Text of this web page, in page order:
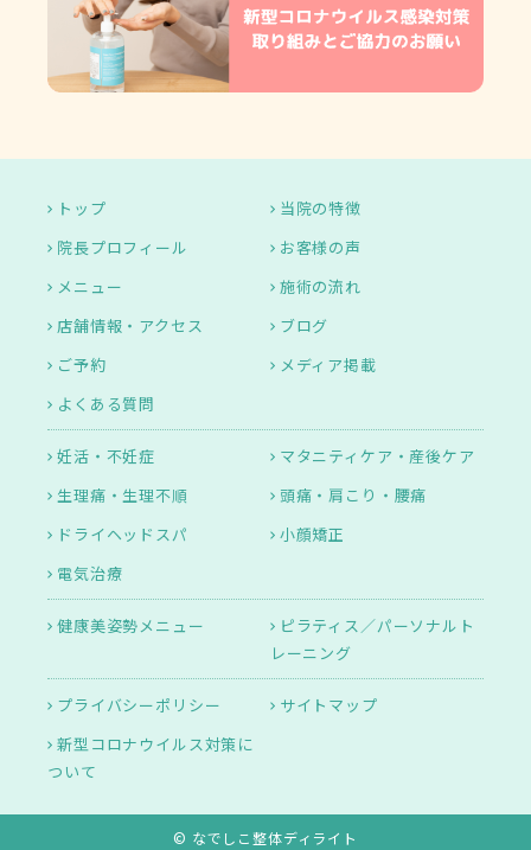
トップ
当院の特徴
院長プロフィール
お客様の声
メニュー
施術の流れ
店舗情報・アクセス
ブログ
ご予約
メディア掲載
よくある質問
妊活・不妊症
マタニティケア・産後ケア
生理痛・生理不順
頭痛・肩こり・腰痛
ドライヘッドスパ
小顔矯正
電気治療
健康美姿勢メニュー
ピラティス／パーソナルト
レーニング
プライバシーポリシー
サイトマップ
新型コロナウイルス対策に
ついて
© なでしこ整体ディライト